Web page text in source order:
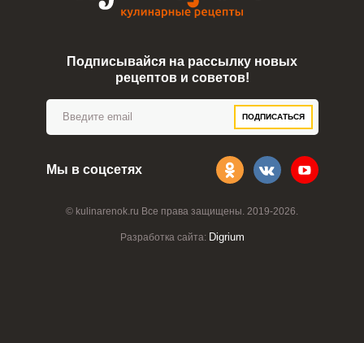
© kulinarenok.ru Все права защищены. 2019-2026.
Разработка сайта: Digrium
Подписывайся на рассылку новых
рецептов и советов!
ПОДПИСАТЬСЯ
Мы в соцсетях